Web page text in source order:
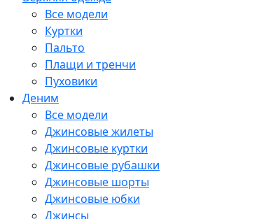
Все модели
Куртки
Пальто
Плащи и тренчи
Пуховики
Деним
Все модели
Джинсовые жилеты
Джинсовые куртки
Джинсовые рубашки
Джинсовые шорты
Джинсовые юбки
Джинсы